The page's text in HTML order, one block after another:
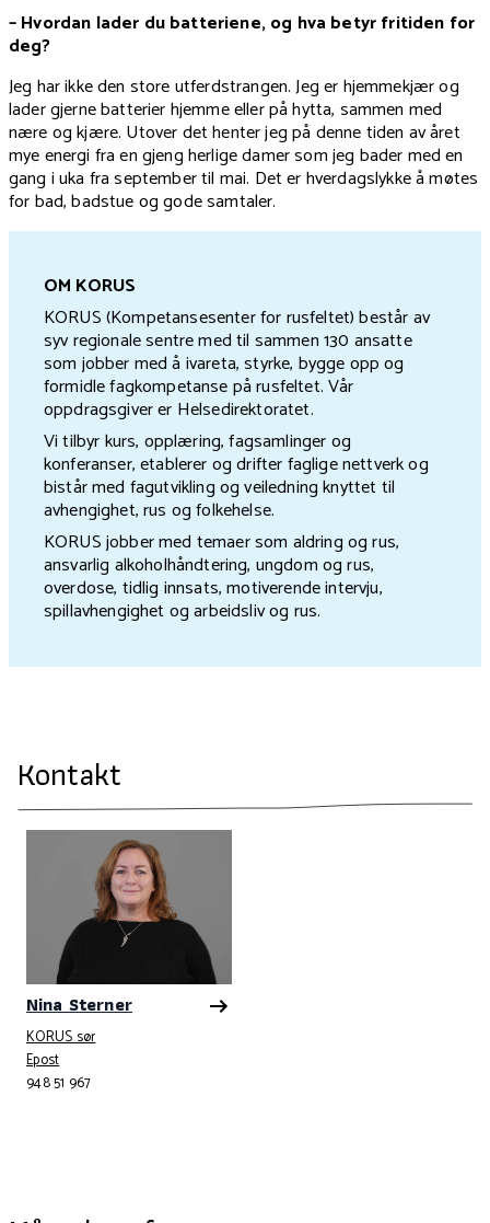
– Hvordan lader du batteriene, og hva betyr fritiden for
deg?
Jeg har ikke den store utferdstrangen. Jeg er hjemmekjær og
lader gjerne batterier hjemme eller på hytta, sammen med
nære og kjære. Utover det henter jeg på denne tiden av året
mye energi fra en gjeng herlige damer som jeg bader med en
gang i uka fra september til mai. Det er hverdagslykke å møtes
for bad, badstue og gode samtaler.
OM KORUS
KORUS (Kompetansesenter for rusfeltet) består av
syv regionale sentre med til sammen 130 ansatte
som jobber med å ivareta, styrke, bygge opp og
formidle fagkompetanse på rusfeltet. Vår
oppdragsgiver er Helsedirektoratet.
Vi tilbyr kurs, opplæring, fagsamlinger og
konferanser, etablerer og drifter faglige nettverk og
bistår med fagutvikling og veiledning knyttet til
avhengighet, rus og folkehelse.
KORUS jobber med temaer som aldring og rus,
ansvarlig alkoholhåndtering, ungdom og rus,
overdose, tidlig innsats, motiverende intervju,
spillavhengighet og arbeidsliv og rus.
Kontakt
Nina Sterner
KORUS sør
EpostTelefonnummer
948 51 967